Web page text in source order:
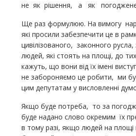
не як рішення, а як
Ще раз формулюю. На вимогу
які просили забезпечити це в
цивілізованого, законного
людей, які стоять на площі, до тих
кажуть, що вони від їх імені
не забороняємо це робити, ми
цим депутатам у висловленні
Якщо буде потреба, то за
буде надано слово окремим їх
в тому разі, якщо людей на